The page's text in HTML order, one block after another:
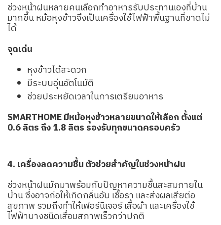
ช่วงหน้าฝนหลายคนเลือกทำอาหารรับประทานเองที่บ้าน
มากขึ้น หม้อหุงข้าวจึงเป็นเครื่องใช้ไฟฟ้าพื้นฐานที่ขาดไม่
ได้
จุดเด่น
หุงข้าวได้สะดวก
มีระบบอุ่นอัตโนมัติ
ช่วยประหยัดเวลาในการเตรียมอาหาร
SMARTHOME มีหม้อหุงข้าวหลายขนาดให้เลือก ตั้งแต่
0.6 ลิตร ถึง 1.8 ลิตร รองรับทุกขนาดครอบครัว
4. เครื่องลดความชื้น ตัวช่วยสำคัญในช่วงหน้าฝน
ช่วงหน้าฝนมักมาพร้อมกับปัญหาความชื้นสะสมภายใน
บ้าน ซึ่งอาจก่อให้เกิดกลิ่นอับ เชื้อรา และส่งผลเสียต่อ
สุขภาพ รวมถึงทำให้เฟอร์นิเจอร์ เสื้อผ้า และเครื่องใช้
ไฟฟ้าบางชนิดเสื่อมสภาพเร็วกว่าปกติ